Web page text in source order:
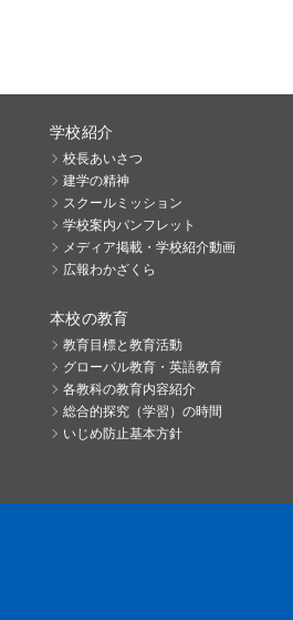
学校紹介
校長あいさつ
建学の精神
スクールミッション
学校案内パンフレット
メディア掲載・学校紹介動画
広報わかざくら
本校の教育
教育目標と教育活動
グローバル教育・英語教育
各教科の教育内容紹介
総合的探究（学習）の時間
いじめ防止基本方針